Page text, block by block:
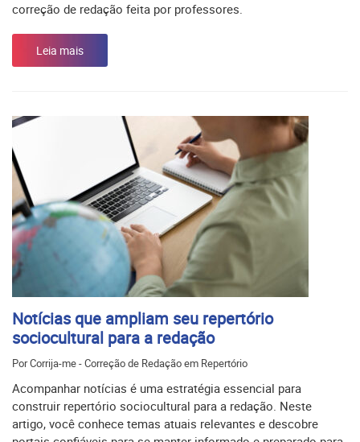
correção de redação feita por professores.
Leia mais
Notícias que ampliam seu repertório
sociocultural para a redação
Por Corrija-me - Correção de Redação em Repertório
Acompanhar notícias é uma estratégia essencial para
construir repertório sociocultural para a redação. Neste
artigo, você conhece temas atuais relevantes e descobre